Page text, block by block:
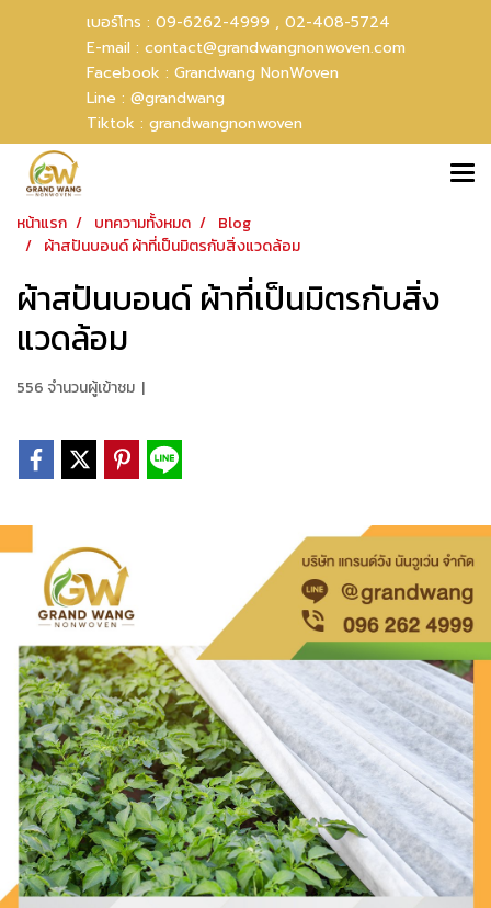
เบอร์โทร : 09-6262-4999 , 02-408-5724
E-mail : contact@grandwangnonwoven.com
Facebook : Grandwang NonWoven
Line : @grandwang
Tiktok : grandwangnonwoven
หน้าแรก บทความทั้งหมด
Blog
ผ้าสปันบอนด์ ผ้าที่เป็นมิตรกับสิ่งแวดล้อม
ผ้าสปันบอนด์ ผ้าที่เป็นมิตรกับสิ่ง
แวดล้อม
556 จำนวนผู้เข้าชม |